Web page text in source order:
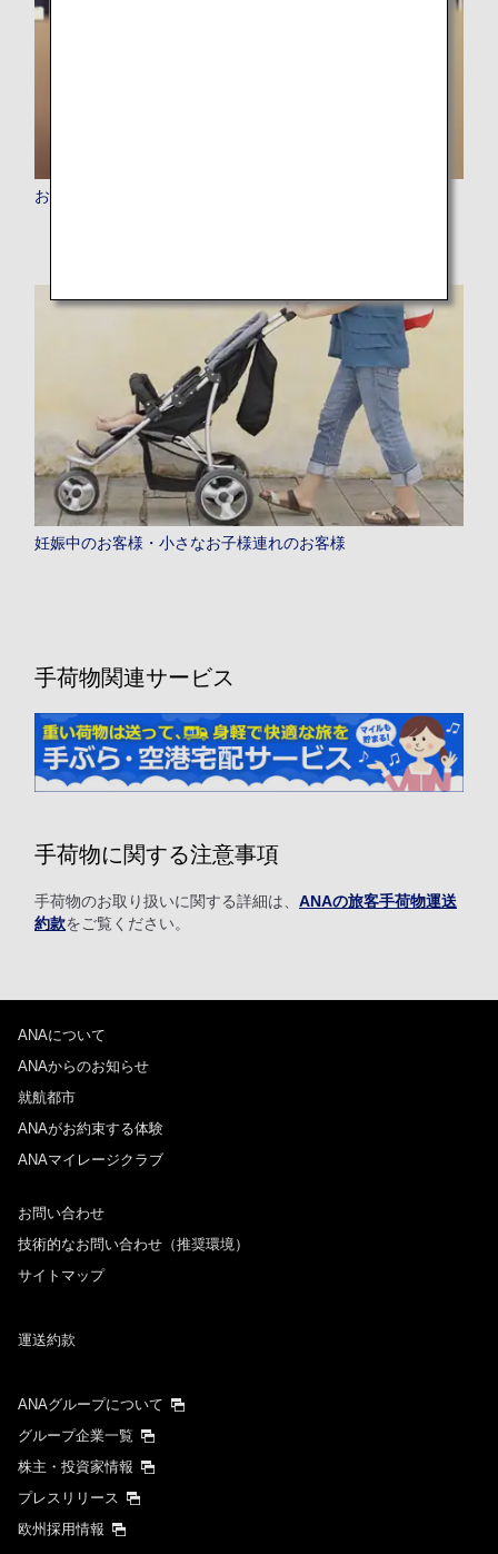
おからだの不自由なお客様
妊娠中のお客様・小さなお子様連れのお客様
手荷物関連サービス
手荷物に関する注意事項
手荷物のお取り扱いに関する詳細は、 ANAの旅客手荷物運送
約款をご覧ください。
ANAについて
ANAからのお知らせ
就航都市
ANAがお約束する体験
ANAマイレージクラブ
お問い合わせ
技術的なお問い合わせ（推奨環境）
サイトマップ
運送約款
ANAグループについて
グループ企業一覧
株主・投資家情報
プレスリリース
欧州採用情報